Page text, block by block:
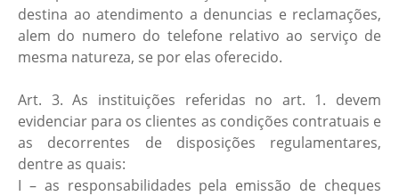
destina ao atendimento a denuncias e reclamações,
alem do numero do telefone relativo ao serviço de
mesma natureza, se por elas oferecido.
Art. 3. As instituições referidas no art. 1. devem
evidenciar para os clientes as condições contratuais e
as decorrentes de disposições regulamentares,
dentre as quais:
I – as responsabilidades pela emissão de cheques